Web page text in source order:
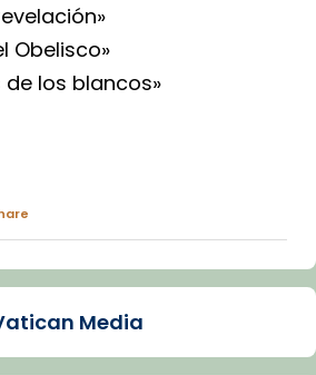
Obelisco»
de los blancos»
de Barcelona
depressió. Fa gairebé
Lluís Companys, la
Media